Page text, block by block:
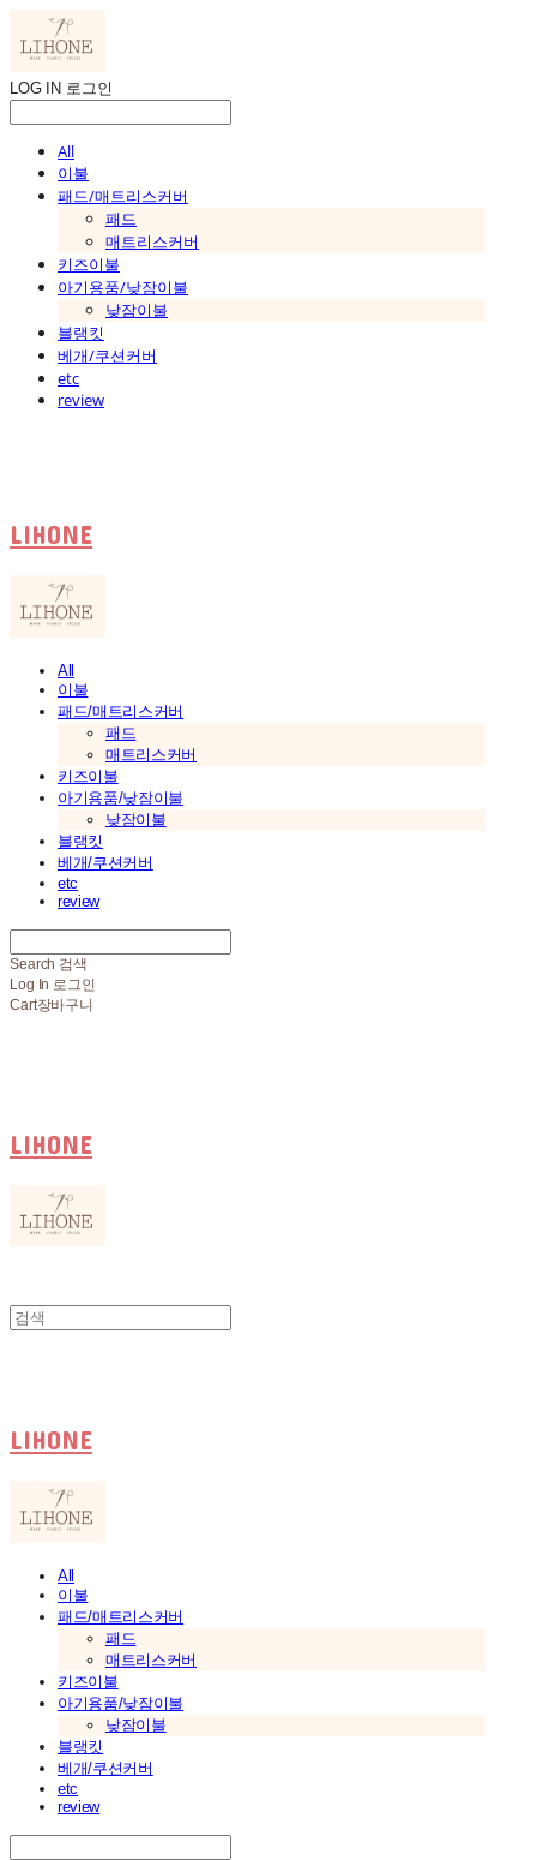
LOG IN 로그인
All
이불
패드/매트리스커버
패드
매트리스커버
키즈이불
아기용품/낮잠이불
낮잠이불
블랭킷
베개/쿠션커버
etc
review
LIHONE
All
이불
패드/매트리스커버
패드
매트리스커버
키즈이불
아기용품/낮잠이불
낮잠이불
블랭킷
베개/쿠션커버
etc
review
Search 검색
Log In 로그인
Cart장바구니
LIHONE
LIHONE
All
이불
패드/매트리스커버
패드
매트리스커버
키즈이불
아기용품/낮잠이불
낮잠이불
블랭킷
베개/쿠션커버
etc
review